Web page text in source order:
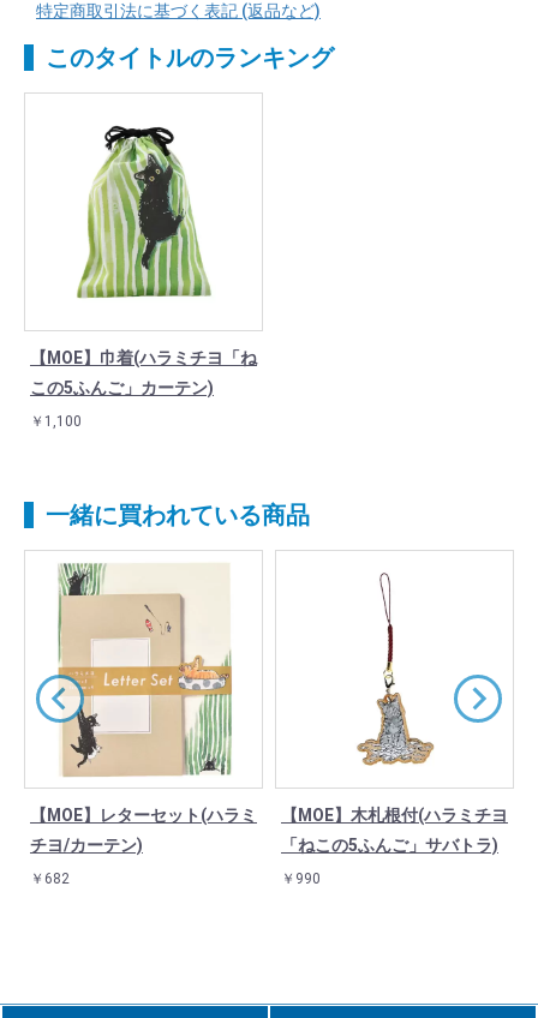
特定商取引法に基づく表記 (返品など)
このタイトルのランキング
【MOE】巾着(ハラミチヨ「ね
この5ふんご」カーテン)
￥1,100
一緒に買われている商品
【MOE】レターセット(ハラミ
チヨ/カーテン)
￥682
【MOE】木札根付(ハラミチヨ
「ねこの5ふんご」サバトラ)
￥990